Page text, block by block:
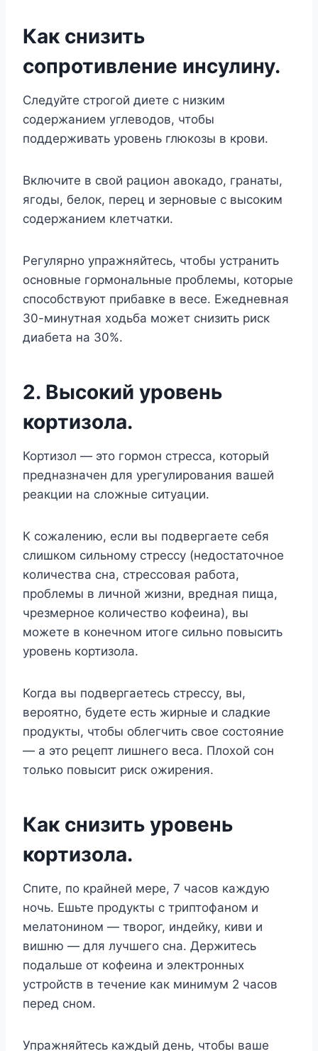
Как снизить
сопротивление инсулину.
Следуйте строгой диете с низким
содержанием углеводов, чтобы
поддерживать уровень глюкозы в крови.
Включите в свой рацион авокадо, гранаты,
ягоды, белок, перец и зерновые с высоким
содержанием клетчатки.
Регулярно упражняйтесь, чтобы устранить
основные гормональные проблемы, которые
способствуют прибавке в весе. Ежедневная
30-минутная ходьба может снизить риск
диабета на 30%.
2. Высокий уровень
кортизола.
Кортизол — это гормон стресса, который
предназначен для урегулирования вашей
реакции на сложные ситуации.
К сожалению, если вы подвергаете себя
слишком сильному стрессу (недостаточное
количества сна, стрессовая работа,
проблемы в личной жизни, вредная пища,
чрезмерное количество кофеина), вы
можете в конечном итоге сильно повысить
уровень кортизола.
Когда вы подвергаетесь стрессу, вы,
вероятно, будете есть жирные и сладкие
продукты, чтобы облегчить свое состояние
— а это рецепт лишнего веса. Плохой сон
только повысит риск ожирения.
Как снизить уровень
кортизола.
Спите, по крайней мере, 7 часов каждую
ночь. Ешьте продукты с триптофаном и
мелатонином — творог, индейку, киви и
вишню — для лучшего сна. Держитесь
подальше от кофеина и электронных
устройств в течение как минимум 2 часов
перед сном.
Упражняйтесь каждый день, чтобы ваше